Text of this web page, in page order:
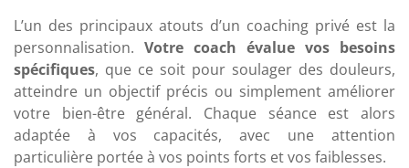
L’un des principaux atouts d’un coaching privé est la
personnalisation. Votre coach évalue vos besoins
spécifiques, que ce soit pour soulager des douleurs,
atteindre un objectif précis ou simplement améliorer
votre bien-être général. Chaque séance est alors
adaptée à vos capacités, avec une attention
particulière portée à vos points forts et vos faiblesses.